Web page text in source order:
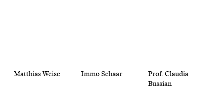
Matthias Weise Immo Schaar
Prof. Claudia
Bussian